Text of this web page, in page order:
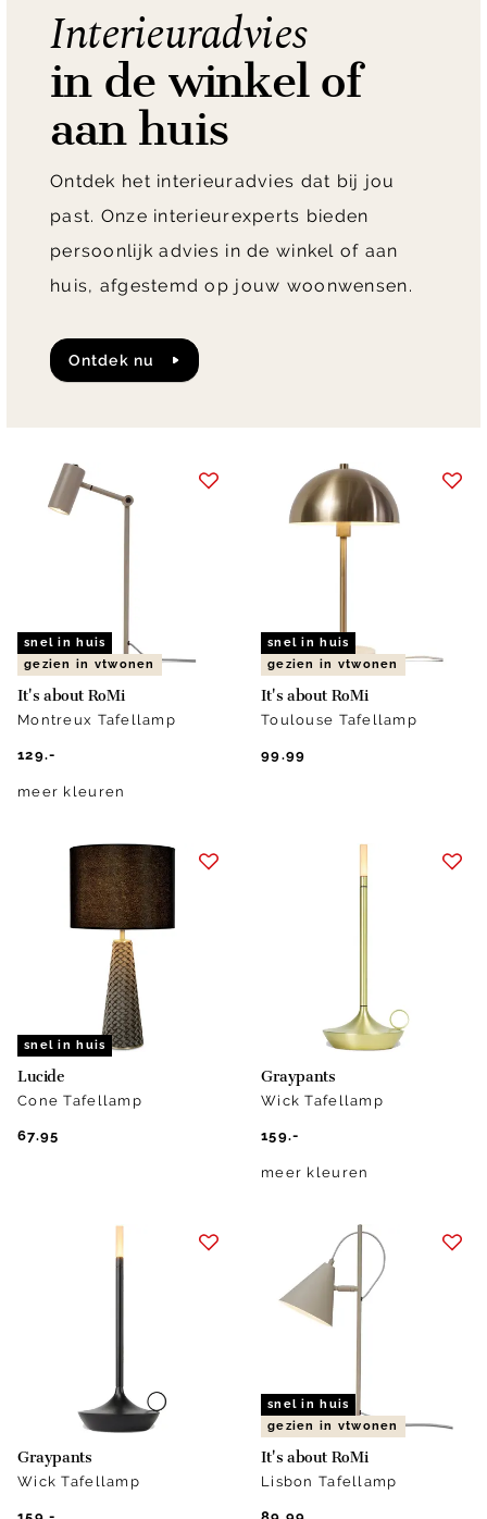
snel in huis
gezien in vtwonen
It's about RoMi
Montreux Tafellamp
129.-
meer kleuren
snel in huis
gezien in vtwonen
It's about RoMi
Toulouse Tafellamp
99.99
snel in huis
Lucide
Cone Tafellamp
67.95
Graypants
Wick Tafellamp
159.-
meer kleuren
Graypants
Wick Tafellamp
snel in huis
gezien in vtwonen
It's about RoMi
Lisbon Tafellamp
Interieuradvies
in de winkel of
aan huis
Ontdek het interieuradvies dat bij jou
past. Onze interieurexperts bieden
persoonlijk advies in de winkel of aan
huis, afgestemd op jouw woonwensen.
Ontdek nu